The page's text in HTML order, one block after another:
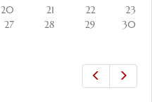
20 21 22
23
27 28 29
30
Zurück